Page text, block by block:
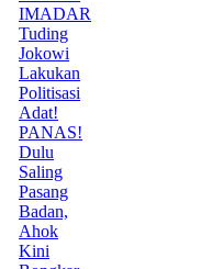
IMADAR
Tuding
Jokowi
Lakukan
Politisasi
Adat!
PANAS!
Dulu
Saling
Pasang
Badan,
Ahok
Kini